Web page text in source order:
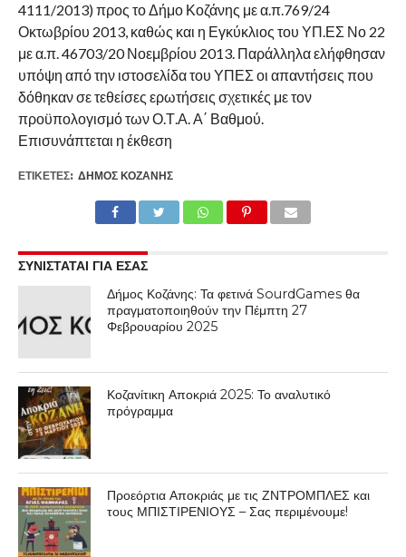
4111/2013) προς το Δήμο Κοζάνης με α.π.769/24
Οκτωβρίου 2013, καθώς και η Εγκύκλιος του ΥΠ.ΕΣ Νο 22
με α.π. 46703/20 Νοεμβρίου 2013. Παράλληλα ελήφθησαν
υπόψη από την ιστοσελίδα του ΥΠΕΣ οι απαντήσεις που
δόθηκαν σε τεθείσες ερωτήσεις σχετικές με τον
προϋπολογισμό των Ο.Τ.Α. Α΄ Βαθμού.
Επισυνάπτεται η έκθεση
ΕΤΙΚΕΤΕΣ: ΔΉΜΟΣ ΚΟΖΆΝΗΣ
ΣΥΝΙΣΤΑΤΑΙ ΓΙΑ ΕΣΑΣ
Δήμος Κοζάνης: Τα φετινά SourdGames θα
πραγματοποιηθούν την Πέμπτη 27
Φεβρουαρίου 2025
Κοζανίτικη Αποκριά 2025: Το αναλυτικό
πρόγραμμα
Προεόρτια Αποκριάς με τις ΖΝΤΡΟΜΠΛΕΣ και
τους ΜΠΙΣΤΙΡΕΝΙΟΥΣ – Σας περιμένουμε!